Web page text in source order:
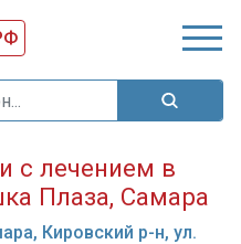
с лечением в
Плаза, Самара
Кировский р-н, ул.